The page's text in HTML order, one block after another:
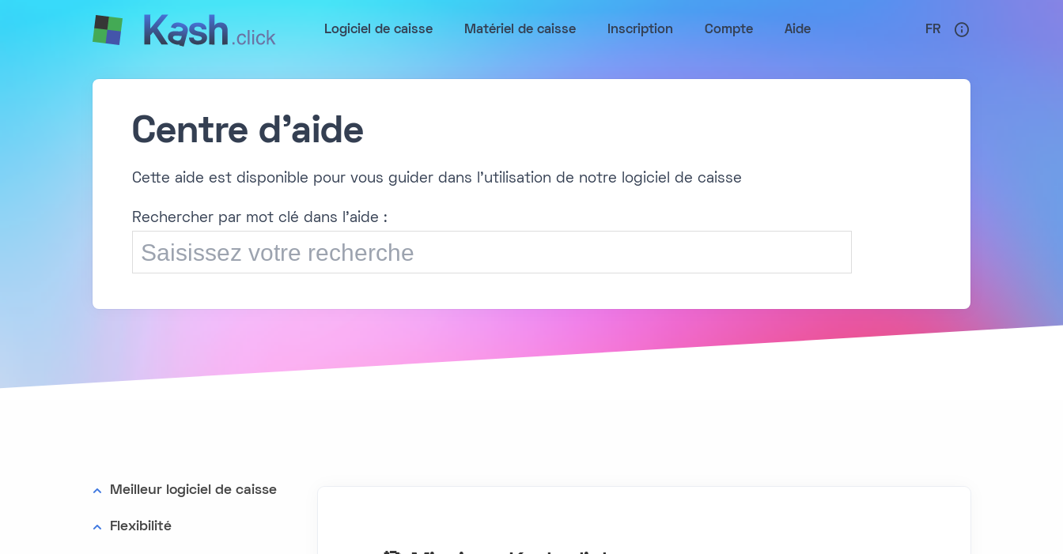
Logiciel de caisse Matériel de caisse Inscription Compte Aide FR
Centre d'aide
Cette aide est disponible pour vous guider dans l'utilisation de notre logiciel de caisse
Rechercher par mot clé dans l'aide :
Meilleur logiciel de caisse
Flexibilité